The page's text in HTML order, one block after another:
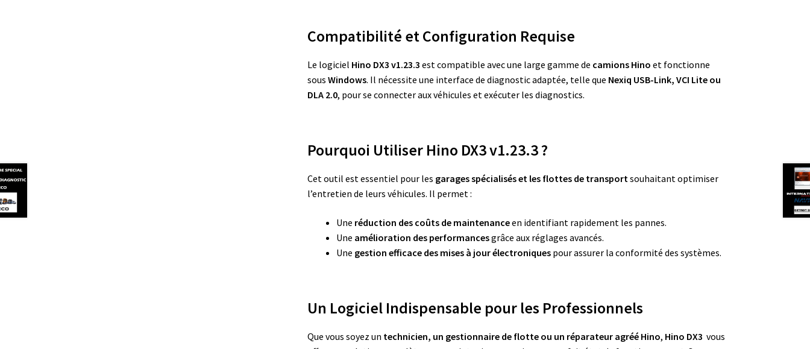
Compatibilité et Configuration Requise
Le logiciel Hino DX3 v1.23.3 est compatible avec une large gamme de camions Hino et fonctionne
sousWindows. Il nécessite une interface de diagnostic adaptée, telle que Nexiq USB-Link, VCI Lite ou
DLA 2.0, pour se connecter aux véhicules et exécuter les diagnostics.
Pourquoi Utiliser Hino DX3 v1.23.3 ?
Cet outil est essentiel pour les garages spécialisés et les flottes de transport souhaitant optimiser
l’entretien de leurs véhicules. Il permet :
Une réduction des coûts de maintenanceen identifiant rapidement les pannes.
Une amélioration des performancesgrâce aux réglages avancés.
Une gestion efficace des mises à jour électroniques pour assurer la conformité des systèmes.
Un Logiciel Indispensable pour les Professionnels
Que vous soyez un technicien, un gestionnaire de flotte ou un réparateur agréé Hino, Hino DX3 vous